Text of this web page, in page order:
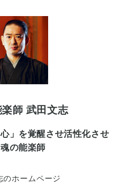
師 武田文志
」を覚醒させ活性化させ
の能楽師
のホームページ